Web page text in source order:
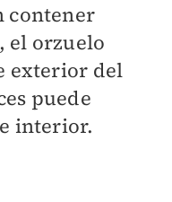
contener
el orzuelo
exterior del
puede
interior.